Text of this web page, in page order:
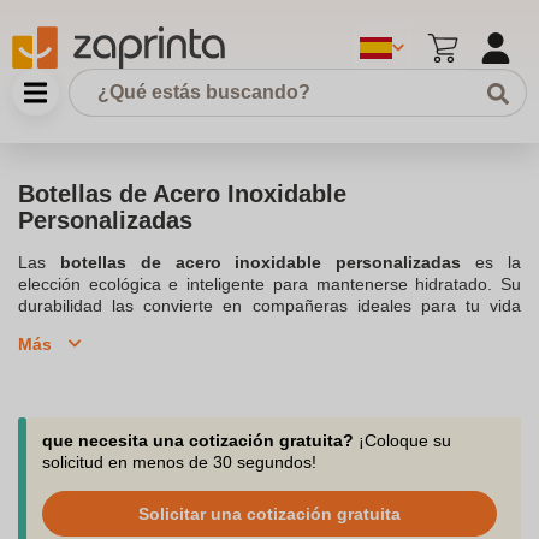
Botellas de Acero Inoxidable
Personalizadas
Las botellas de acero inoxidable personalizadas es la
elección ecológica e inteligente para mantenerse hidratado. Su
durabilidad las convierte en compañeras ideales para tu vida
producido por el uso. Al ser personalizables, reflejan estilos y
acero inoxidable mantiene mejor la temperatura de las bebidas,
ya sean frías o calientes, descubre nuestra gama de botellas
térmicas para un aislamiento mejor. ¿Qué podría ser mejor que
marca o la imagen de tu negocio? Dado que es muy ligera, los
usuarios la llevarán a todas partes: al trabajo, en el transporte
Más
que necesita una cotización gratuita? ¡Coloque su
solicitud en menos de 30 segundos!
Solicitar una cotización gratuita